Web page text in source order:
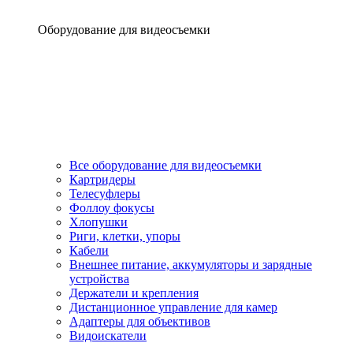
Оборудование для видеосъемки
Все оборудование для видеосъемки
Картридеры
Телесуфлеры
Фоллоу фокусы
Хлопушки
Риги, клетки, упоры
Кабели
Внешнее питание, аккумуляторы и зарядные
устройства
Держатели и крепления
Дистанционное управление для камер
Адаптеры для объективов
Видоискатели